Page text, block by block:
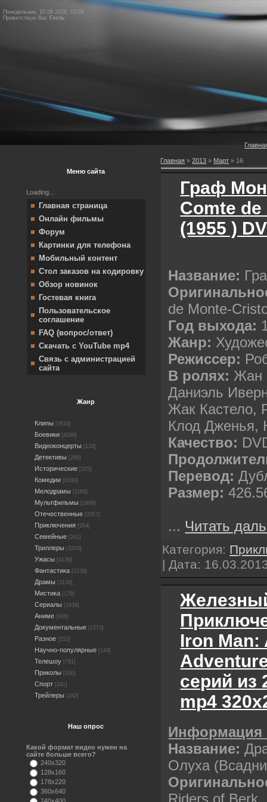
Понедельник, 10.08.2026, 15:29
Приветствую Вас Гость
Меню сайта
Loading...
Главная страница
Онлайн фильмы
Форум
Картинки для телефона
Мобильный контент
Стол заказов на кодировку
Обзор новинок
Гостевая книга
Пользовательское
соглашение
FAQ (вопрос/ответ)
Скачать с YouTube mp4
Связь с администрацией
сайта
Жанр
Клипы [5614]
Боевики [4398]
Видеоконцерты [124]
Детективы [290]
Исторические [325]
Комедии [6240]
Мелодрамы [1166]
Мультфильмы [2489]
Отечественные [2057]
Приключения [954]
Семейные [241]
Триллеры [3203]
Ужасы [4136]
Фантастика [2239]
Драмы [3139]
Мистика [179]
Сериалы [1839]
Аниме [408]
Документальные [1573]
Разное [152]
Научно-популярные [144]
Телешоу [791]
Приколы [336]
Спорт [241]
Трейлеры [282]
Наш опрос
Какой формат видео нужен на
сайте больше всего?
240x320
128x160
178x220
360x640
Главная »2013 » Март » 16
Граф
Comte
(1955 )
Название:
de Monte-
Год выхода:
Жанр:
Режиссер:
В ролях: Жан
Даниэль
Жак Кастело,
Клод Дженья,
Качество:
Перевод:
Размер:
... Читать
Категория:
| Дата:
Iron Man:
серий из
mp4
Название:
Олуха
Riders of Berk